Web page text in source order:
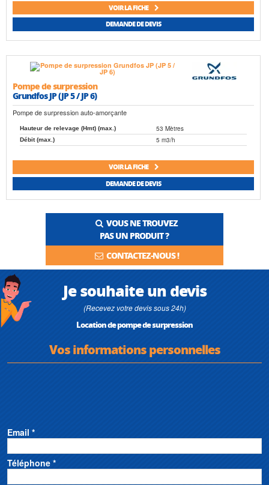
VOIR LA FICHE
DEMANDE DE DEVIS
Pompe de surpression
Grundfos JP (JP 5 / JP 6)
Pompe de surpression auto-amorçante
Hauteur de relevage (Hmt) (max.) 53 Mètres
Débit (max.) 5 m3/h
VOIR LA FICHE
DEMANDE DE DEVIS
VOUS NE TROUVEZ
PAS UN PRODUIT ?
CONTACTEZ-NOUS !
Je souhaite un devis
(Recevez votre devis sous 24h)
Location de pompe de surpression
Vos informations personnelles
Email *
Téléphone *